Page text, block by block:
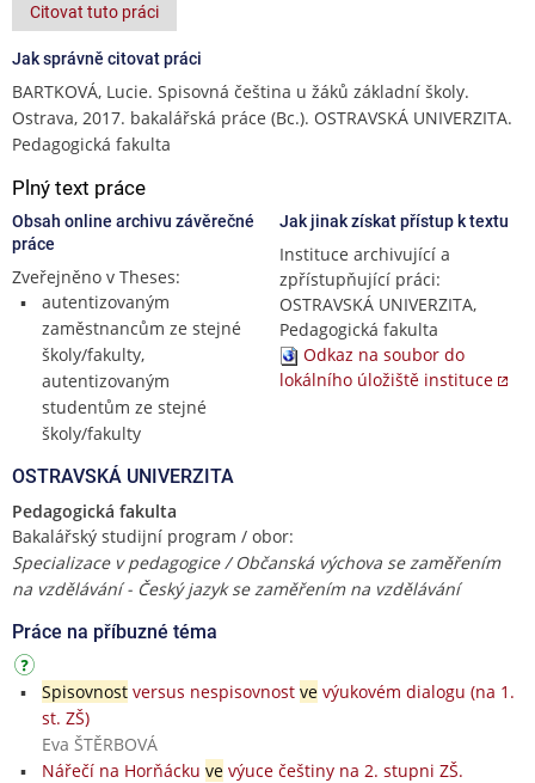
Citovat tuto práci
Jak správně citovat práci
BARTKOVÁ, Lucie. Spisovná čeština u žáků základní školy.
Ostrava, 2017. bakalářská práce (Bc.). OSTRAVSKÁ UNIVERZITA.
Pedagogická fakulta
Plný text práce
Obsah online archivu závěrečné
práce
Zveřejněno v Theses:
autentizovaným
zaměstnancům ze stejné
školy/fakulty,
autentizovaným
studentům ze stejné
školy/fakulty
Jak jinak získat přístup k textu
Instituce archivující a
zpřístupňující práci:
OSTRAVSKÁ UNIVERZITA,
Pedagogická fakulta
Odkaz na soubor do
lokálního úložiště instituce
OSTRAVSKÁ UNIVERZITA
Pedagogická fakulta
Bakalářský studijní program / obor:
Specializace v pedagogice / Občanská výchova se zaměřením
na vzdělávání - Český jazyk se zaměřením na vzdělávání
Práce na příbuzné téma
Spisovnostversus nespisovnost vevýukovém dialogu (na 1.
st. ZŠ)
Eva ŠTĚRBOVÁ
Nářečí na Horňácku vevýuce češtiny na 2. stupni ZŠ.